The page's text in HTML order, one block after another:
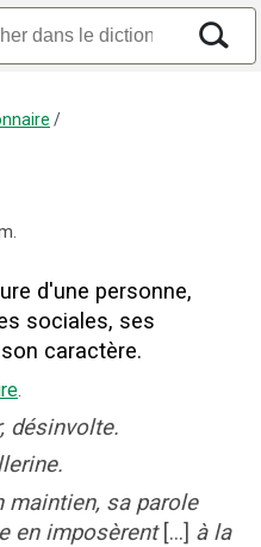
/
d'une personne,
sociales, ses
caractère.
.
désinvolte.
maintien, sa parole
en imposèrent [...] à la